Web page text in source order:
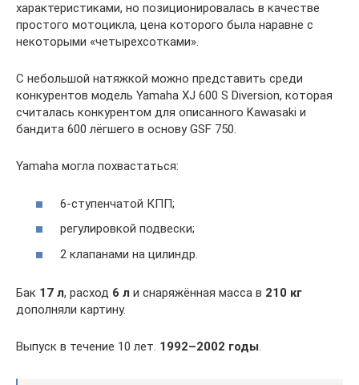
характеристиками, но позиционировалась в качестве
простого мотоцикла, цена которого была наравне с
некоторыми «четырехсотками».
С небольшой натяжкой можно представить среди
конкурентов модель Yamaha XJ 600 S Diversion, которая
считалась конкурентом для описанного Kawasaki и
бандита 600 лёгшего в основу GSF 750.
Yamaha могла похвастаться:
6-ступенчатой КПП;
регулировкой подвески;
2 клапанами на цилиндр.
Бак 17 л, расход 6 л и снаряжённая масса в 210 кг
дополняли картину.
Выпуск в течение 10 лет. 1992–2002 годы